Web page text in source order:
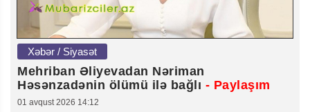
Xəbər / Siyasət
Mehriban Əliyevadan Nəriman
Həsənzadənin ölümü ilə bağlı - Paylaşım
01 avqust 2026 14:12